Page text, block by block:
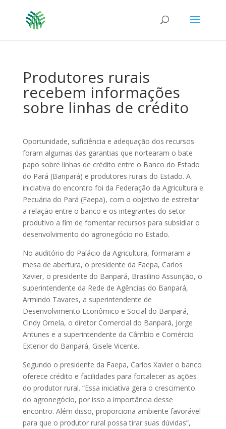
Produtores rurais
recebem informações
sobre linhas de crédito
Oportunidade, suficiência e adequação dos recursos
foram algumas das garantias que nortearam o bate
papo sobre linhas de crédito entre o Banco do Estado
do Pará (Banpará) e produtores rurais do Estado. A
iniciativa do encontro foi da Federação da Agricultura e
Pecuária do Pará (Faepa), com o objetivo de estreitar
a relação entre o banco e os integrantes do setor
produtivo a fim de fomentar recursos para subsidiar o
desenvolvimento do agronegócio no Estado.
No auditório do Palácio da Agricultura, formaram a
mesa de abertura, o presidente da Faepa, Carlos
Xavier, o presidente do Banpará, Brasilino Assunção, o
superintendente da Rede de Agências do Banpará,
Armindo Tavares, a superintendente de
Desenvolvimento Econômico e Social do Banpará,
Cindy Ornela, o diretor Comercial do Banpará, Jorge
Antunes e a superintendente da Câmbio e Comércio
Exterior do Banpará, Gisele Vicente.
Segundo o presidente da Faepa, Carlos Xavier o banco
oferece crédito e facilidades para fortalecer as ações
do produtor rural. “Essa iniciativa gera o crescimento
do agronegócio, por isso a importância desse
encontro. Além disso, proporciona ambiente favorável
para que o produtor rural possa tirar suas dúvidas”,